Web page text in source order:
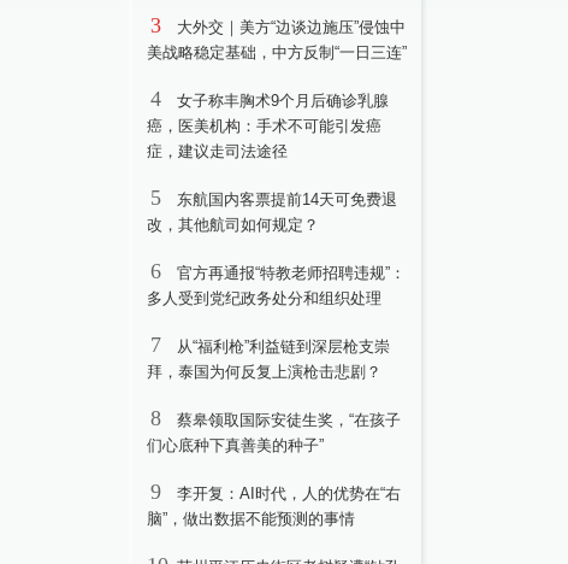
3
大外交｜美方“边谈边施压”侵蚀中
美战略稳定基础，中方反制“一日三连”
4
女子称丰胸术9个月后确诊乳腺
癌，医美机构：手术不可能引发癌
症，建议走司法途径
5
东航国内客票提前14天可免费退
改，其他航司如何规定？
6
官方再通报“特教老师招聘违规”：
多人受到党纪政务处分和组织处理
7
从“福利枪”利益链到深层枪支崇
拜，泰国为何反复上演枪击悲剧？
8
蔡皋领取国际安徒生奖，“在孩子
们心底种下真善美的种子”
9
李开复：AI时代，人的优势在“右
脑”，做出数据不能预测的事情